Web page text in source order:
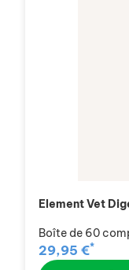
Element Vet
Boîte de 60
29,95 €*